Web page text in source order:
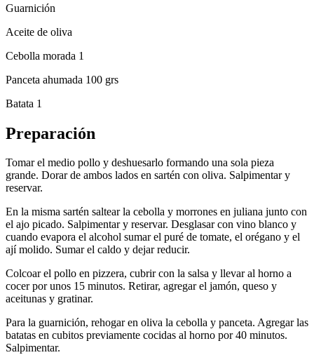
Guarnición
Aceite de oliva
Cebolla morada 1
Panceta ahumada 100 grs
Batata 1
Preparación
Tomar el medio pollo y deshuesarlo formando una sola pieza
grande. Dorar de ambos lados en sartén con oliva. Salpimentar y
reservar.
En la misma sartén saltear la cebolla y morrones en juliana junto con
el ajo picado. Salpimentar y reservar. Desglasar con vino blanco y
cuando evapora el alcohol sumar el puré de tomate, el orégano y el
ají molido. Sumar el caldo y dejar reducir.
Colcoar el pollo en pizzera, cubrir con la salsa y llevar al horno a
cocer por unos 15 minutos. Retirar, agregar el jamón, queso y
aceitunas y gratinar.
Para la guarnición, rehogar en oliva la cebolla y panceta. Agregar las
batatas en cubitos previamente cocidas al horno por 40 minutos.
Salpimentar.